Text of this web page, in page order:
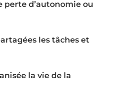
perte d’autonomie ou
les tâches et
la vie de la